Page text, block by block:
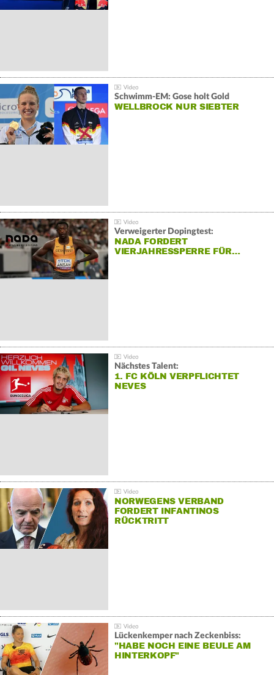
Schwimm-EM: Gose holt Gold
WELLBROCK NUR SIEBTER
Verweigerter Dopingtest:
NADA FORDERT
VIERJAHRESSPERRE FÜR…
Nächstes Talent:
1. FC KÖLN VERPFLICHTET
NEVES
NORWEGENS VERBAND
FORDERT INFANTINOS
RÜCKTRITT
Lückenkemper nach Zeckenbiss:
"HABE NOCH EINE BEULE AM
HINTERKOPF"